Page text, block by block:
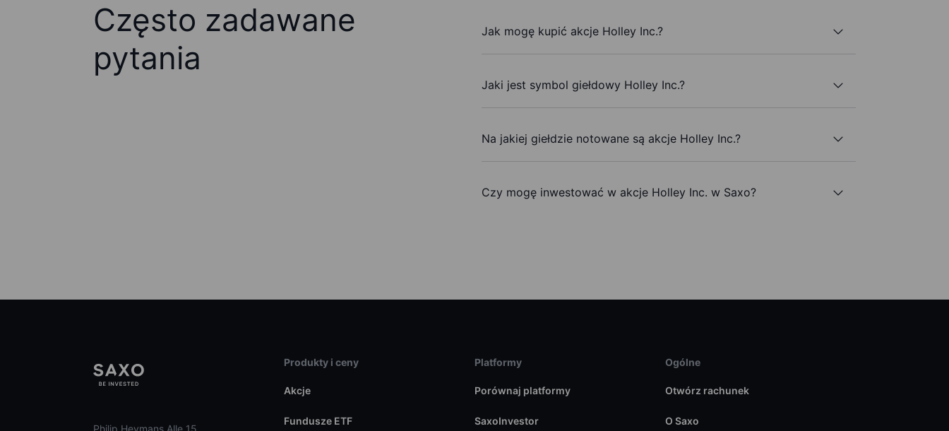
Często zadawane
pytania
Jak mogę kupić akcje Holley Inc.?
Jaki jest symbol giełdowy Holley Inc.?
Na jakiej giełdzie notowane są akcje Holley Inc.?
Czy mogę inwestować w akcje Holley Inc. w Saxo?
Produkty i ceny
Akcje
Fundusze ETF
Platformy
Porównaj platformy
SaxoInvestor
Ogólne
Otwórz rachunek
O Saxo